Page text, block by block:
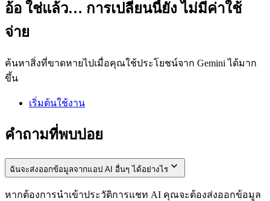
อ้อ ใช่แล้ว… การเปลี่ยนนี้ยัง ไม่มีค่าใช้
จ่าย
ค้นหาสิ่งที่ขาดหายไปเมื่อคุณใช้ประโยชน์จาก Gemini ได้มาก
ขึ้น
เริ่มต้นใช้งาน
คำถามที่พบบ่อย
ฉันจะส่งออกข้อมูลจากแอป AI อื่นๆ ได้อย่างไร
หากต้องการนำเข้าประวัติการแชท AI คุณจะต้องส่งออกข้อมูล